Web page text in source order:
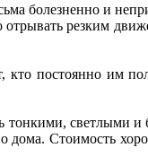
болезненно и
резким
постоянно им
светлыми и
дома. Стоимость